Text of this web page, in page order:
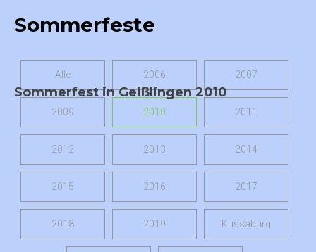
Sommerfeste
Alle 2006 2007
2009 2010 2011
2012 2013 2014
2015 2016 2017
2018 2019 Küssaburg
Sommerfest in Geißlingen 2010